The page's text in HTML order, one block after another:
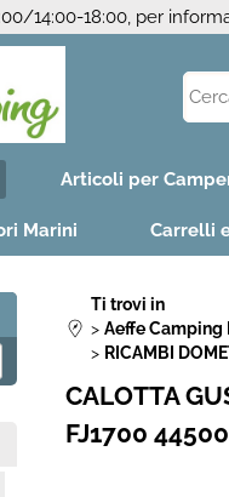
14:00-18:00, per
Articoli per
Marini Carrelli
Ti trovi in
Aeffe Camping
RICAMBI
CALOTTA
FJ1700